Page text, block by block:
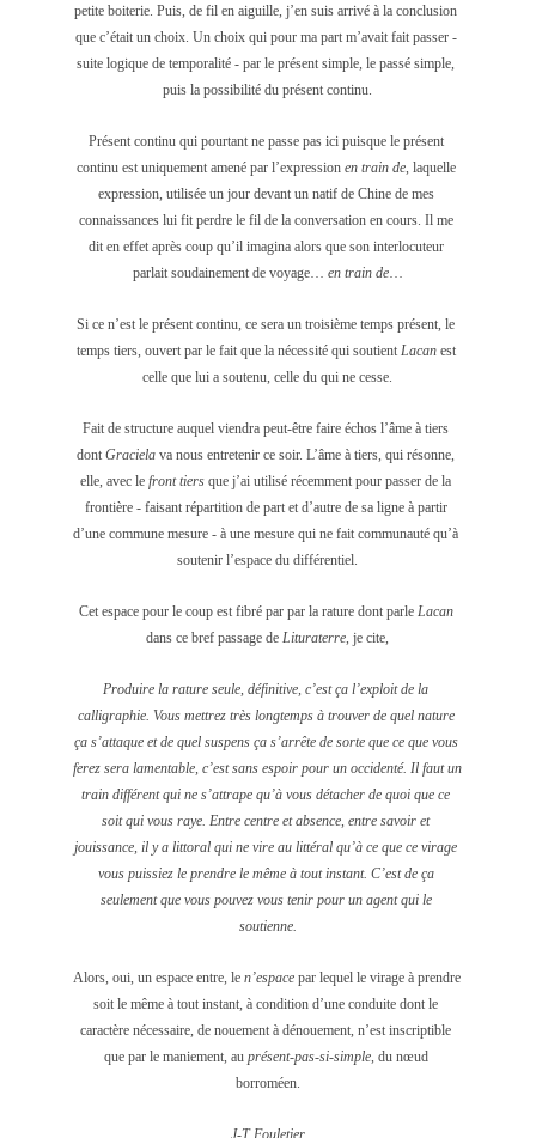
petite boiterie. Puis, de fil en aiguille, j’en suis arrivé à la conclusion
que c’était un choix. Un choix qui pour ma part m’avait fait passer -
suite logique de temporalité - par le présent simple, le passé simple,
puis la possibilité du présent continu.
Présent continu qui pourtant ne passe pas ici puisque le présent
continu est uniquement amené par l’expression en train de, laquelle
expression, utilisée un jour devant un natif de Chine de mes
connaissances lui fit perdre le fil de la conversation en cours. Il me
dit en effet après coup qu’il imagina alors que son interlocuteur
parlait soudainement de voyage… en train de…
Si ce n’est le présent continu, ce sera un troisième temps présent, le
temps tiers, ouvert par le fait que la nécessité qui soutient Lacan est
celle que lui a soutenu, celle du qui ne cesse.
Fait de structure auquel viendra peut-être faire échos l’âme à tiers
dont Graciela va nous entretenir ce soir. L’âme à tiers, qui résonne,
elle, avec le front tiers que j’ai utilisé récemment pour passer de la
frontière - faisant répartition de part et d’autre de sa ligne à partir
d’une commune mesure - à une mesure qui ne fait communauté qu’à
soutenir l’espace du différentiel.
Cet espace pour le coup est fibré par par la rature dont parle Lacan
dans ce bref passage de Lituraterre, je cite,
Produire la rature seule, définitive, c’est ça l’exploit de la
calligraphie. Vous mettrez très longtemps à trouver de quel nature
ça s’attaque et de quel suspens ça s’arrête de sorte que ce que vous
ferez sera lamentable, c’est sans espoir pour un occidenté. Il faut un
train différent qui ne s’attrape qu’à vous détacher de quoi que ce
soit qui vous raye. Entre centre et absence, entre savoir et
jouissance, il y a littoral qui ne vire au littéral qu’à ce que ce virage
vous puissiez le prendre le même à tout instant. C’est de ça
seulement que vous pouvez vous tenir pour un agent qui le
soutienne.
Alors, oui, un espace entre, le n’espace par lequel le virage à prendre
soit le même à tout instant, à condition d’une conduite dont le
caractère nécessaire, de nouement à dénouement, n’est inscriptible
que par le maniement, au présent-pas-si-simple, du nœud
borroméen.